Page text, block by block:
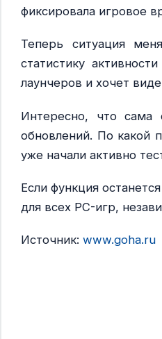
фиксировала игровое
Теперь ситуация
статистику
лаунчеров и хочет
Интересно, что сама
обновлений. По какой
уже начали активно
Если функция
для всех PC-игр,
Источник: www.goha.ru